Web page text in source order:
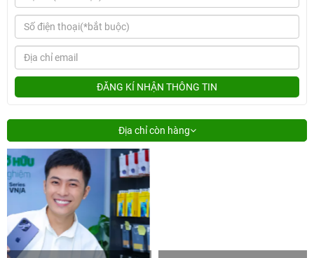
ĐĂNG KÍ NHẬN THÔNG TIN
Địa chỉ còn hàng